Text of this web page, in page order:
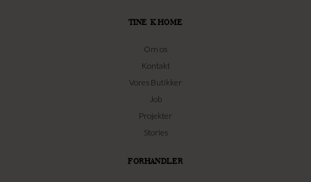
TINE K HOME
Om os
Kontakt
Vores Butikker
Job
Projekter
Stories
FORHANDLER